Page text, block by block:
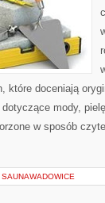
które doceniają
dotyczące mody,
w sposób
SAUNAWADOWICE